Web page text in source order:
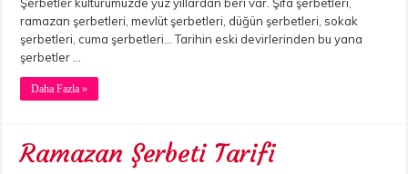
Şerbetler kültürümüzde yüz yıllardan beri var. Şifa şerbetleri,
ramazan şerbetleri, mevlüt şerbetleri, düğün şerbetleri, sokak
şerbetleri, cuma şerbetleri… Tarihin eski devirlerinden bu yana
şerbetler …
Daha Fazla »
Ramazan Şerbeti Tarifi